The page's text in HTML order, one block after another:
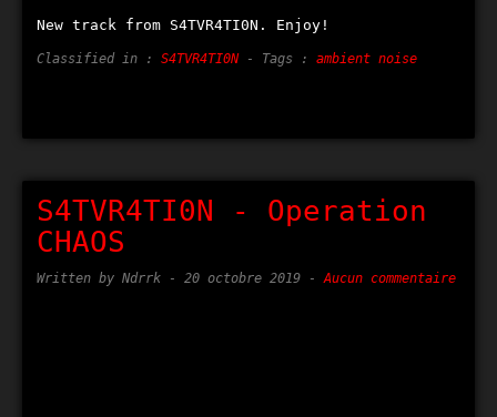
New track from S4TVR4TI0N. Enjoy!
Classified in : S4TVR4TI0N- Tags : ambient noise
S4TVR4TI0N - Operation
CHAOS
Written by Ndrrk - 20 octobre 2019 -Aucun commentaire